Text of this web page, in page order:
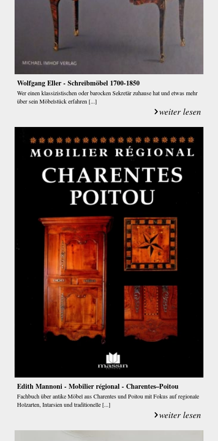
Wolfgang Eller - Schreibmöbel 1700-1850
Wer einen klassizistischen oder barocken Sekretär zuhause hat und etwas mehr
über sein Möbelstück erfahren [...]
weiter lesen
Edith Mannoni - Mobilier régional - Charentes–Poitou
Fachbuch über antike Möbel aus Charentes und Poitou mit Fokus auf regionale
Holzarten, Intarsien und traditionelle [...]
weiter lesen